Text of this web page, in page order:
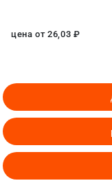
цена от26,03 ₽